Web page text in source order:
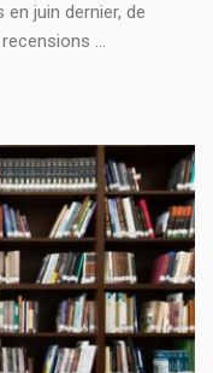
juin dernier, de
...